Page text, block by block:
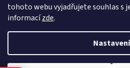
tohoto webu vyjadřujete souhlas s
informacízde.
Nastavení
Vytvořil
Copyright 2026Zlatnictví Masaříkovi